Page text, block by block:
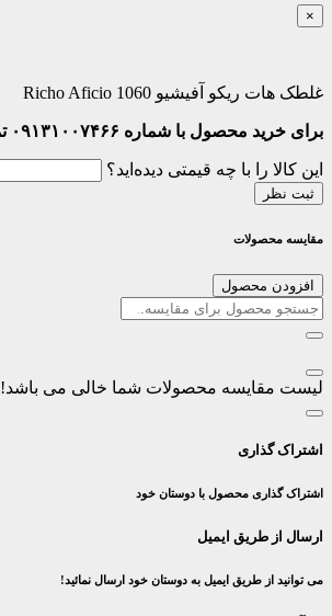
×
غلطک هات ریکو آفیشیو 1060 Richo Aficio
برای خرید محصول با شماره ۰۹۱۳۱۰۰۷۴۶۶ تماس بگیرید
این کالا را با چه قیمتی دیده‌اید؟
ثبت نظر
مقایسه محصولات
افزودن محصول
لیست مقایسه محصولات شما خالی می باشد!
اشتراک گذاری
اشتراک گذاری محصول با دوستان خود
ارسال از طریق ایمیل
می توانید از طریق ایمیل به دوستان خود ارسال نمائید!